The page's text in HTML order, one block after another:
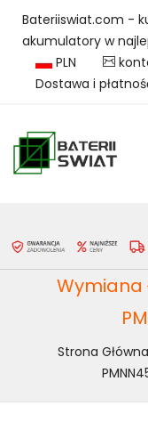
Bateriiswiat.com -
akumulatory w
PLN
Dostawa i
Wymiana
Strona Główna